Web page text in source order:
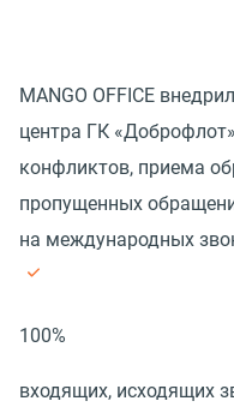
MANGO OFFICE
центра ГК
конфликтов, приема
пропущенных
на международных
100%
входящих, исходящих